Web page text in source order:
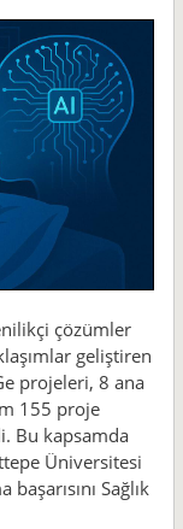
çözümler
geliştiren
projeleri, 8 ana
155 proje
Bu kapsamda
Üniversitesi
Sağlık